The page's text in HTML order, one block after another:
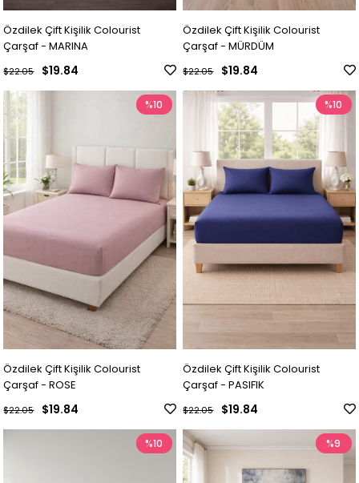
Özdilek Çift Kişilik Colourist
Çarşaf - MARINA
$19.84
$22.05
Özdilek Çift Kişilik Colourist
Çarşaf - MÜRDÜM
$19.84
$22.05
Özdilek Çift Kişilik Colourist
Çarşaf - ROSE
$19.84
$22.05
%10
Özdilek Çift Kişilik Colourist
Çarşaf - PASIFIK
$19.84
$22.05
%10
%10 %9